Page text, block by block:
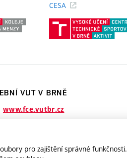
(externí
CESA
VUT V BRNĚ
www.fce.vutbr.cz
info@fce.vutbr.cz
pro zajištění správné funkčnosti.